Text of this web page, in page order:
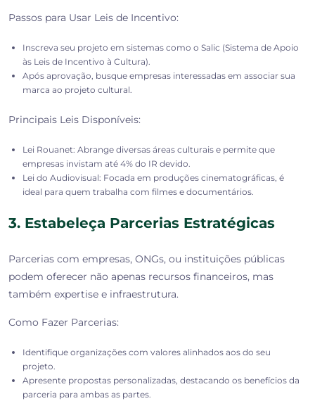
Passos para Usar Leis de Incentivo:
Inscreva seu projeto em sistemas como o Salic (Sistema de Apoio
às Leis de Incentivo à Cultura).
Após aprovação, busque empresas interessadas em associar sua
marca ao projeto cultural.
Principais Leis Disponíveis:
Lei Rouanet: Abrange diversas áreas culturais e permite que
empresas invistam até 4% do IR devido.
Lei do Audiovisual: Focada em produções cinematográficas, é
ideal para quem trabalha com filmes e documentários.
3. Estabeleça Parcerias Estratégicas
Parcerias com empresas, ONGs, ou instituições públicas
podem oferecer não apenas recursos financeiros, mas
também expertise e infraestrutura.
Como Fazer Parcerias:
Identifique organizações com valores alinhados aos do seu
projeto.
Apresente propostas personalizadas, destacando os benefícios da
parceria para ambas as partes.